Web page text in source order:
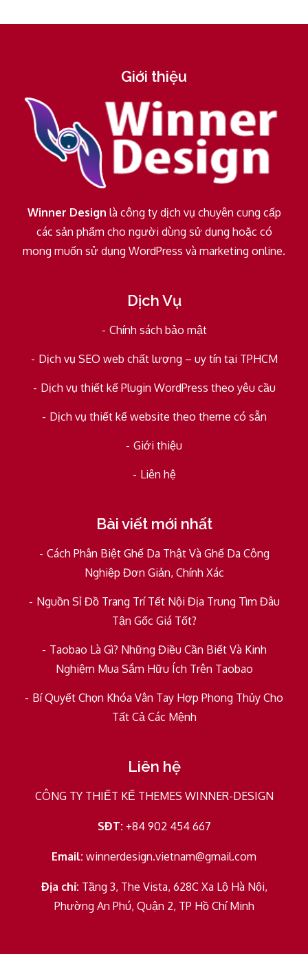
Giới thiệu
Winner Design là công ty dịch vụ chuyên cung cấp
các sản phẩm cho người dùng sử dụng hoặc có
mong muốn sử dụng WordPress và marketing online.
Dịch Vụ
Chính sách bảo mật
Dịch vụ SEO web chất lượng – uy tín tại TPHCM
Dịch vụ thiết kế Plugin WordPress theo yêu cầu
Dịch vụ thiết kế website theo theme có sẵn
Giới thiệu
Liên hệ
Bài viết mới nhất
Cách Phân Biệt Ghế Da Thật Và Ghế Da Công
Nghiệp Đơn Giản, Chính Xác
Nguồn Sỉ Đồ Trang Trí Tết Nội Địa Trung Tìm Đâu
Tận Gốc Giá Tốt?
Taobao Là Gì? Những Điều Cần Biết Và Kinh
Nghiệm Mua Sắm Hữu Ích Trên Taobao
Bí Quyết Chọn Khóa Vân Tay Hợp Phong Thủy Cho
Tất Cả Các Mệnh
Liên hệ
CÔNG TY THIẾT KẾ THEMES WINNER-DESIGN
SĐT: +84 902 454 667
Email: winnerdesign.vietnam@gmail.com
Địa chỉ: Tầng 3, The Vista, 628C Xa Lộ Hà Nội,
Phường An Phú, Quận 2, TP Hồ Chí Minh